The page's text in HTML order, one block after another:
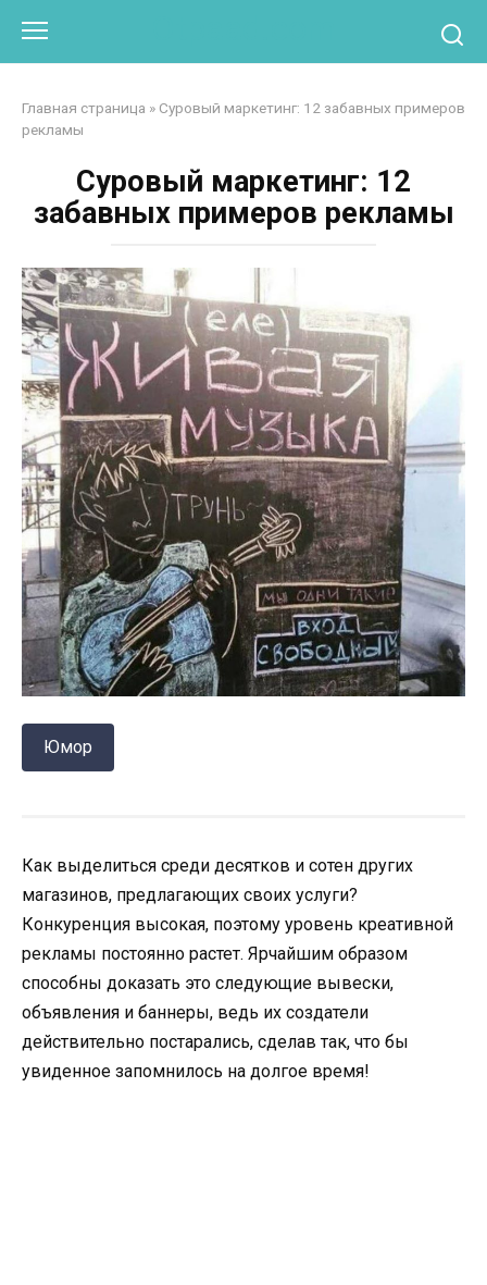
контенту
Главная страница » Суровый маркетинг: 12 забавных примеров
рекламы
Суровый маркетинг: 12
забавных примеров рекламы
Юмор
Как выделиться среди десятков и сотен других
магазинов, предлагающих своих услуги?
Конкуренция высокая, поэтому уровень креативной
рекламы постоянно растет. Ярчайшим образом
способны доказать это следующие вывески,
объявления и баннеры, ведь их создатели
действительно постарались, сделав так, что бы
увиденное запомнилось на долгое время!